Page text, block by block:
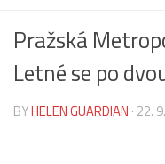
Pražská
Letné se po
BYHELEN GUARDIAN · 22.